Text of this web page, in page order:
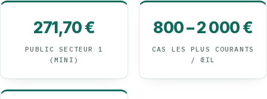
271,70 €
PUBLIC SECTEUR 1
(MINI)
800 – 2 000 €
CAS LES PLUS COURANTS
/ ŒIL